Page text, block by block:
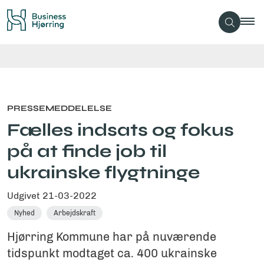
PRESSEMEDDELELSE
Fælles indsats og fokus
på at finde job til
ukrainske flygtninge
Udgivet 21-03-2022
Nyhed Arbejdskraft
Hjørring Kommune har på nuværende
tidspunkt modtaget ca. 400 ukrainske